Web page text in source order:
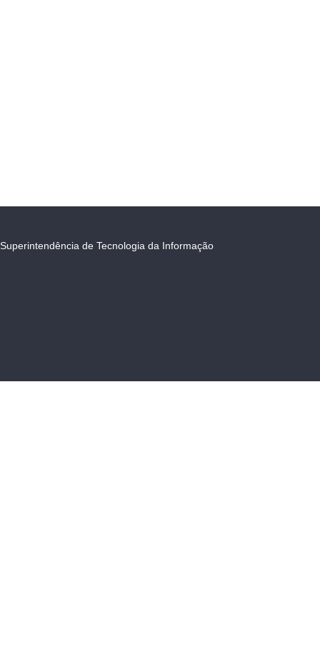
Superintendência de Tecnologia da Informação